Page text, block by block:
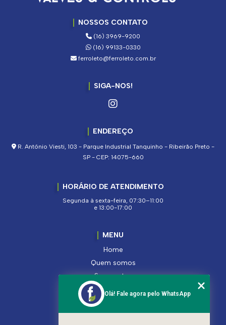
NOSSOS CONTATO
(16) 3969-9200
(16) 99133-0330
ferroleto@ferroleto.com.br
SIGA-NOS!
ENDEREÇO
R. Antônio Viesti, 103 - Parque Industrial Tanquinho - Ribeirão Preto -
SP - CEP: 14075-660
HORÁRIO DE ATENDIMENTO
Segunda à sexta-feira, 07:30–11:00
e 13:00-17:00
MENU
Home
Quem somos
Segmentos
Serviços
Produtos
Contato
Olá! Fale agora pelo WhatsApp